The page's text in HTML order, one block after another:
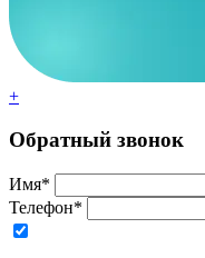
+
Обратный звонок
Имя*
Телефон*